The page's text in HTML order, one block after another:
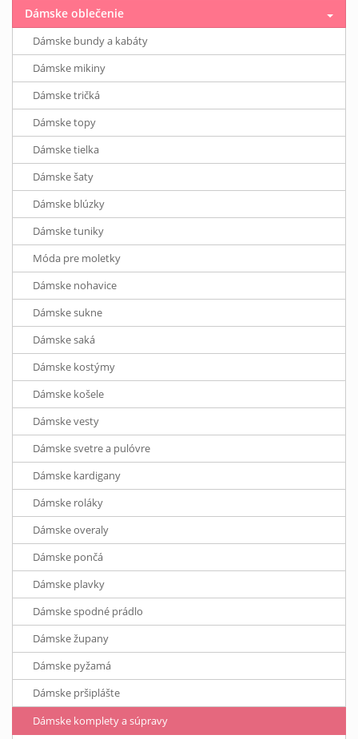
Dámske oblečenie
Dámske bundy a kabáty
Dámske mikiny
Dámske tričká
Dámske topy
Dámske tielka
Dámske šaty
Dámske blúzky
Dámske tuniky
Móda pre moletky
Dámske nohavice
Dámske sukne
Dámske saká
Dámske kostýmy
Dámske košele
Dámske vesty
Dámske svetre a pulóvre
Dámske kardigany
Dámske roláky
Dámske overaly
Dámske pončá
Dámske plavky
Dámske spodné prádlo
Dámske župany
Dámske pyžamá
Dámske pršiplášte
Dámske komplety a súpravy